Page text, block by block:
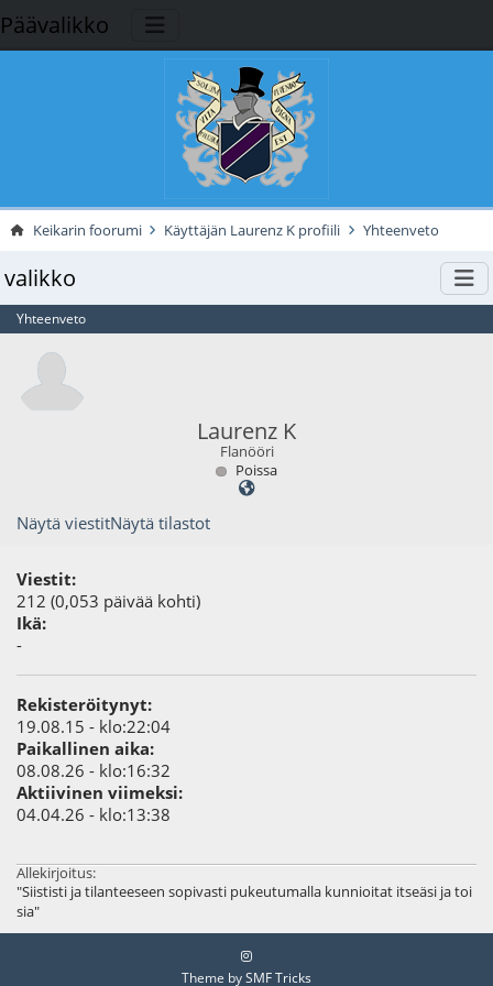
Päävalikko
Keikarin foorumi Käyttäjän Laurenz K profiili Yhteenveto
valikko
Yhteenveto
Laurenz K
Flanööri
Poissa
Näytä viestitNäytä tilastot
Viestit:
212 (0,053 päivää kohti)
Ikä:
-
Rekisteröitynyt:
19.08.15 - klo:22:04
Paikallinen aika:
08.08.26 - klo:16:32
Aktiivinen viimeksi:
04.04.26 - klo:13:38
Allekirjoitus:
"Siististi ja tilanteeseen sopivasti pukeutumalla kunnioitat itseäsi ja toi
sia"
Theme bySMF Tricks